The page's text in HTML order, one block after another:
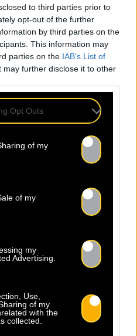
to third parties prior to
opt-out of the further
by third parties on the
This information may
parties on the IAB’s List of
may further disclose it to other
Opt Outs
of my
of my
my
Advertising.
Use,
of my
with the
collected.
à mettre en
montantes de la
NOS
clip pour
Mana !